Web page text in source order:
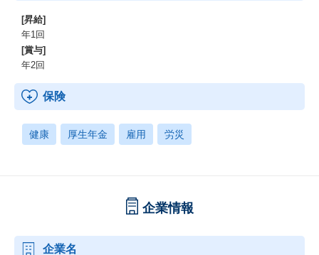
[昇給]
年1回
[賞与]
年2回
保険
健康 厚生年金 雇用 労災
企業情報
企業名